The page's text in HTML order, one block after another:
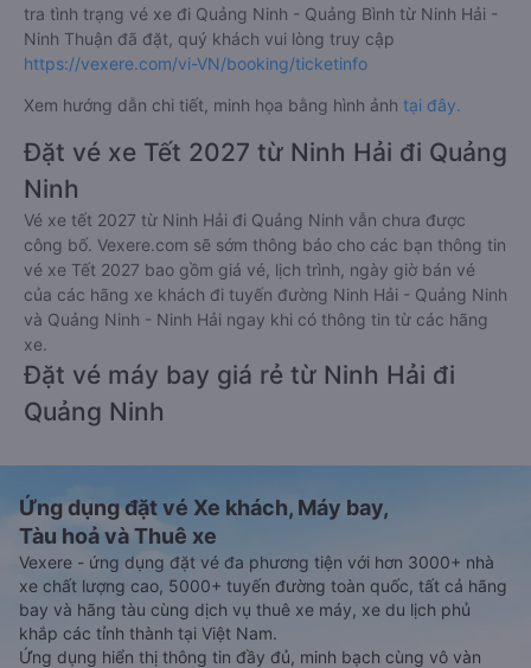
tra tình trạng vé xe đi Quảng Ninh - Quảng Bình từ Ninh Hải -
Ninh Thuận đã đặt, quý khách vui lòng truy cập
https://vexere.com/vi-VN/booking/ticketinfo
Xem hướng dẫn chi tiết, minh họa bằng hình ảnh tại đây.
Đặt vé xe Tết 2027 từ Ninh Hải đi Quảng
Ninh
Vé xe tết 2027 từ Ninh Hải đi Quảng Ninh vẫn chưa được
công bố. Vexere.com sẽ sớm thông báo cho các bạn thông tin
vé xe Tết 2027 bao gồm giá vé, lịch trình, ngày giờ bán vé
của các hãng xe khách đi tuyến đường Ninh Hải - Quảng Ninh
và Quảng Ninh - Ninh Hải ngay khi có thông tin từ các hãng
xe.
Đặt vé máy bay giá rẻ từ Ninh Hải đi
Quảng Ninh
Ứng dụng đặt vé Xe khách, Máy bay,
Tàu hoả và Thuê xe
Vexere - ứng dụng đặt vé đa phương tiện với hơn 3000+ nhà
xe chất lượng cao, 5000+ tuyến đường toàn quốc, tất cả hãng
bay và hãng tàu cùng dịch vụ thuê xe máy, xe du lịch phủ
khắp các tỉnh thành tại Việt Nam.
Ứng dụng hiển thị thông tin đầy đủ, minh bạch cùng vô vàn